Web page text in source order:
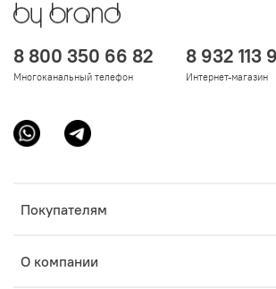
Покупателям
О компании
8 800 350 66 82
Многоканальный телефон
8 932 113
Интернет-магазин